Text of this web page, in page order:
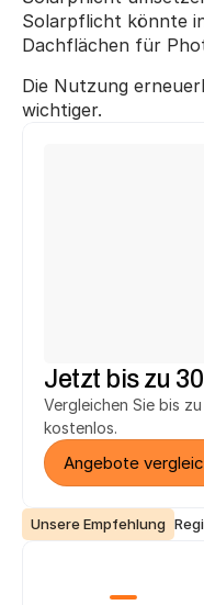
Solarpflicht könnte
Dachflächen für
Die Nutzung
wichtiger.
Jetzt bis zu
Vergleichen Sie bis
kostenlos.
Angebote
Unsere Empfehlung